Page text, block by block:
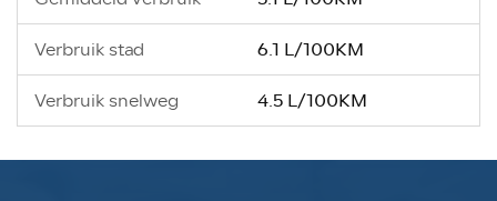
Verbruik stad 6.1 L/100KM
Verbruik snelweg 4.5 L/100KM